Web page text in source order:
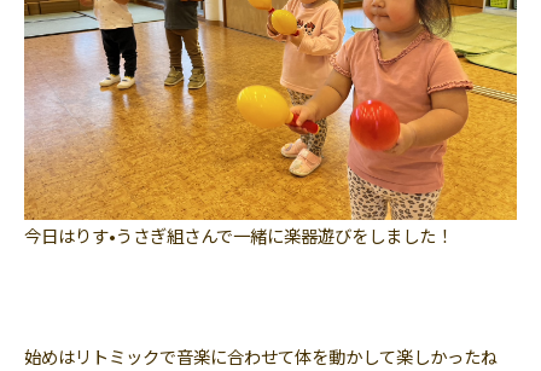
今日はりす•うさぎ組さんで一緒に楽器遊びをしました！
始めはリトミックで音楽に合わせて体を動かして楽しかったね